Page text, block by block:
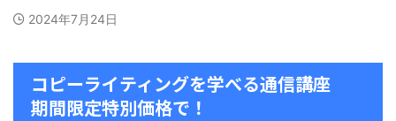
2024年7月24日
コピーライティングを学べる通信講座
期間限定特別価格で！